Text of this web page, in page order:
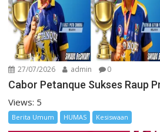
27/07/2026 admin 0
Cabor Petanque Sukses Raup
Views: 5
Berita Umum HUMAS Kesiswaan